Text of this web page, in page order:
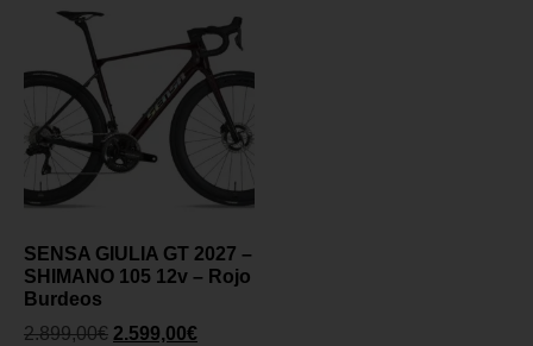
SENSA GIULIA GT 2027 –
SHIMANO 105 12v – Rojo
Burdeos
2.899,00€ 2.599,00€